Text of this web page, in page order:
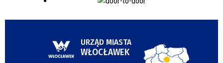
URZĄD MIASTA
WŁOCŁAWEK